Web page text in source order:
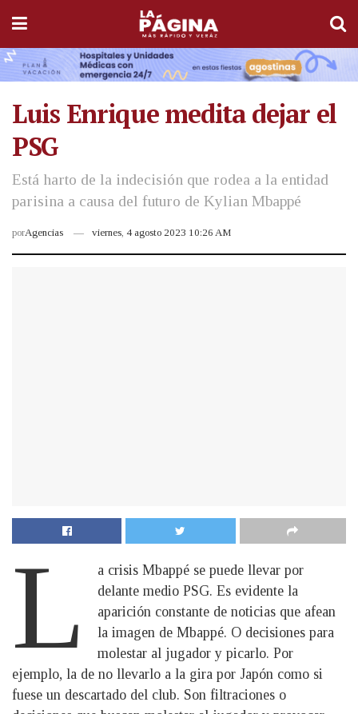
Luis Enrique medita dejar el
PSG
Está harto de la indecisión que rodea a la entidad
parisina a causa del futuro de Kylian Mbappé
porAgencias viernes, 4 agosto 2023 10:26 AM
L
a crisis Mbappé se puede llevar por
delante medio PSG. Es evidente la
aparición constante de noticias que afean
la imagen de Mbappé. O decisiones para
molestar al jugador y picarlo. Por
ejemplo, la de no llevarlo a la gira por Japón como si
fuese un descartado del club. Son filtraciones o